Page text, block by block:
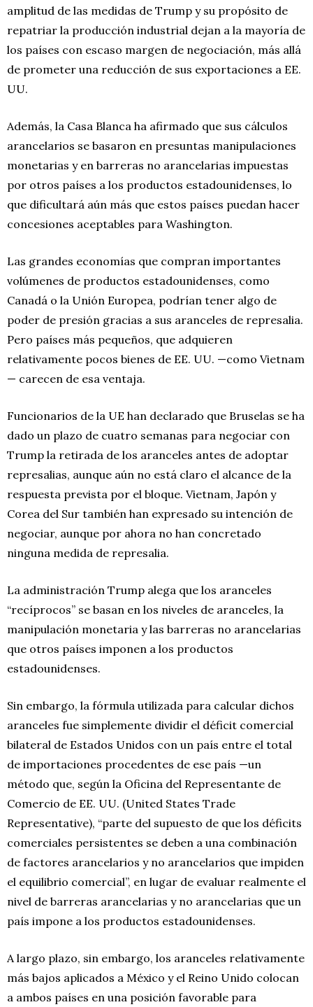
amplitud de las medidas de Trump y su propósito de
repatriar la producción industrial dejan a la mayoría de
los países con escaso margen de negociación, más allá
de prometer una reducción de sus exportaciones a EE.
UU.
Además, la Casa Blanca ha afirmado que sus cálculos
arancelarios se basaron en presuntas manipulaciones
monetarias y en barreras no arancelarias impuestas
por otros países a los productos estadounidenses, lo
que dificultará aún más que estos países puedan hacer
concesiones aceptables para Washington.
Las grandes economías que compran importantes
volúmenes de productos estadounidenses, como
Canadá o la Unión Europea, podrían tener algo de
poder de presión gracias a sus aranceles de represalia.
Pero países más pequeños, que adquieren
relativamente pocos bienes de EE. UU. —como Vietnam
— carecen de esa ventaja.
Funcionarios de la UE han declarado que Bruselas se ha
dado un plazo de cuatro semanas para negociar con
Trump la retirada de los aranceles antes de adoptar
represalias, aunque aún no está claro el alcance de la
respuesta prevista por el bloque. Vietnam, Japón y
Corea del Sur también han expresado su intención de
negociar, aunque por ahora no han concretado
ninguna medida de represalia.
La administración Trump alega que los aranceles
“recíprocos” se basan en los niveles de aranceles, la
manipulación monetaria y las barreras no arancelarias
que otros países imponen a los productos
estadounidenses.
Sin embargo, la fórmula utilizada para calcular dichos
aranceles fue simplemente dividir el déficit comercial
bilateral de Estados Unidos con un país entre el total
de importaciones procedentes de ese país —un
método que, según la Oficina del Representante de
Comercio de EE. UU. (United States Trade
Representative), “parte del supuesto de que los déficits
comerciales persistentes se deben a una combinación
de factores arancelarios y no arancelarios que impiden
el equilibrio comercial”, en lugar de evaluar realmente el
nivel de barreras arancelarias y no arancelarias que un
país impone a los productos estadounidenses.
A largo plazo, sin embargo, los aranceles relativamente
más bajos aplicados a México y el Reino Unido colocan
a ambos países en una posición favorable para